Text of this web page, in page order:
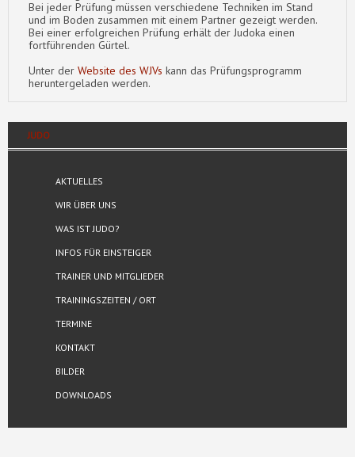
Bei jeder Prüfung müssen verschiedene Techniken im Stand
und im Boden zusammen mit einem Partner gezeigt werden.
Bei einer erfolgreichen Prüfung erhält der Judoka einen
fortführenden Gürtel.
Unter der Website des WJVs kann das Prüfungsprogramm
heruntergeladen werden.
JUDO
AKTUELLES
WIR ÜBER UNS
WAS IST JUDO?
INFOS FÜR EINSTEIGER
TRAINER UND MITGLIEDER
TRAININGSZEITEN / ORT
TERMINE
KONTAKT
BILDER
DOWNLOADS